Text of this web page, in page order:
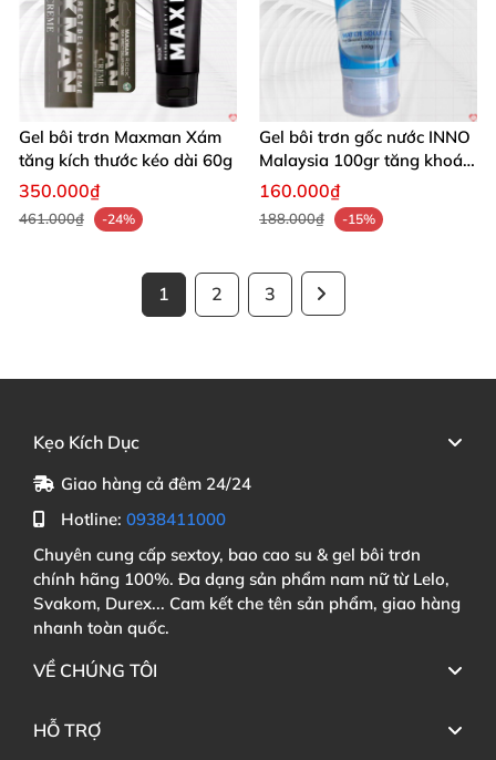
Gel bôi trơn Maxman Xám
tăng kích thước kéo dài 60g
350.000₫
461.000₫ -24%
Gel bôi trơn gốc nước INNO
Malaysia 100gr tăng khoái
cảm
160.000₫
188.000₫ -15%
1 2 3
Kẹo Kích Dục
Giao hàng cả đêm 24/24
Hotline: 0938411000
Chuyên cung cấp sextoy, bao cao su & gel bôi trơn
chính hãng 100%. Đa dạng sản phẩm nam nữ từ Lelo,
Svakom, Durex... Cam kết che tên sản phẩm, giao hàng
nhanh toàn quốc.
VỀ CHÚNG TÔI
HỖ TRỢ